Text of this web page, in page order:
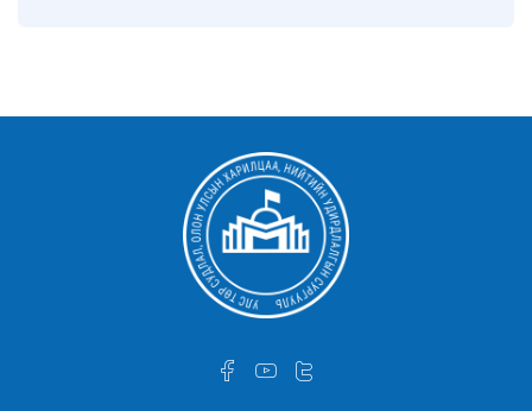
гавьяаны улаан тугийн одонгоор шагнууллаа
УТСОУХНУС-ийн Улс төр судлалын тэнхимийн
ахмад багш Д.Оюунчимэг Хөдөлмөрийн
гавьяаны улаан тугийн одонгоор шагнууллаа.
УТСОУХНУС-ийн Улс төр судлалын тэнхимийн
ахмад багш Д.Оюунчимэг Хөдөлмөрийн